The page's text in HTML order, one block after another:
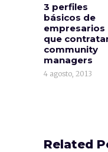
3 perfiles
básicos de
empresarios
que
community
managers
4 agosto, 2013
Related